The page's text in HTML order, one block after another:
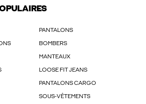
PANTALONS
BOMBERS
MANTEAUX
LOOSE FIT JEANS
PANTALONS CARGO
SOUS-VÊTEMENTS